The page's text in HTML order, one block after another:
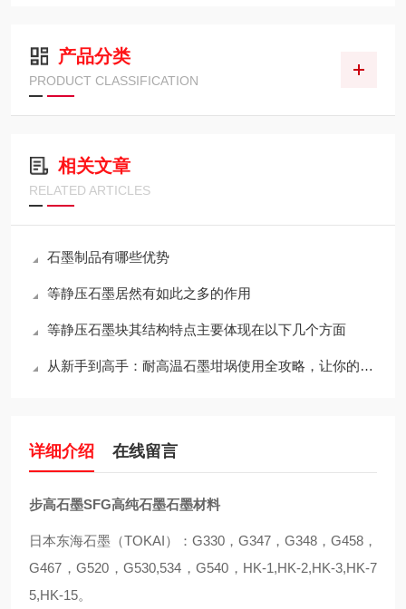
产品分类
PRODUCT CLASSIFICATION
相关文章
RELATED ARTICLES
石墨制品有哪些优势
等静压石墨居然有如此之多的作用
等静压石墨块其结构特点主要体现在以下几个方面
从新手到高手：耐高温石墨坩埚使用全攻略，让你的工作更出色！
详细介绍 在线留言
步高石墨SFG高纯石墨石墨材料
日本东海石墨（TOKAI）：G330，G347，G348，G458，
G467，G520，G530,534，G540，HK-1,HK-2,HK-3,HK-7
5,HK-15。